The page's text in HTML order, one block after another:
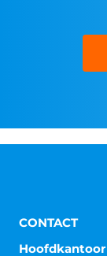
CONTACT
Hoofdkantoor